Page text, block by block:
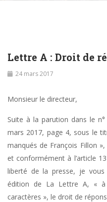
Lettre A : Droit de
24 mars 2017
Monsieur le directeur,
Suite à la parution dans le
mars 2017, page 4, sous le
manqués de François Fillon
et conformément à l’article
liberté de la presse, je vous
édition de La Lettre A, «
caractères », le droit de